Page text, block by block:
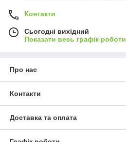
Контакти
Сьогодні вихідний
Показати весь графік роботи
Про нас
Контакти
Доставка та оплата